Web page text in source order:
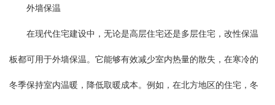
外墙保温
在现代住宅建设中，无论是高层住宅还是多层住宅，改性保温
板都可用于外墙保温。它能够有效减少室内热量的散失，在寒冷的
冬季保持室内温暖，降低取暖成本。例如，在北方地区的住宅，冬